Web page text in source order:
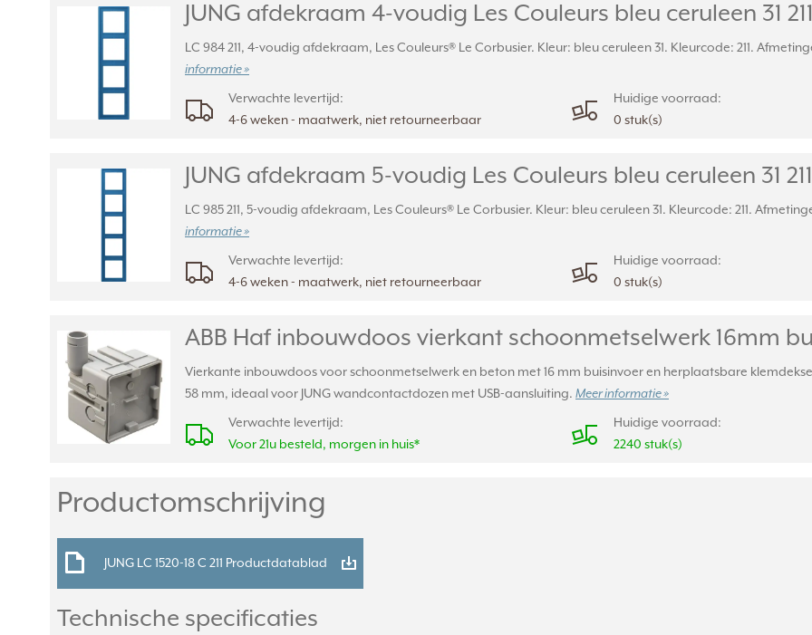
JUNG afdekraam 4-voudig Les Couleurs bleu ceruleen 31 211
LC 984 211, 4-voudig afdekraam, Les Couleurs® Le Corbusier. Kleur: bleu ceruleen 31. Kleurcode: 211.
informatie »
Verwachte levertijd:
4-6 weken - maatwerk, niet retourneerbaar
Huidige voorraad:
0 stuk(s)
JUNG afdekraam 5-voudig Les Couleurs bleu ceruleen 31 211
LC 985 211, 5-voudig afdekraam, Les Couleurs® Le Corbusier. Kleur: bleu ceruleen 31. Kleurcode: 211.
informatie »
Verwachte levertijd:
4-6 weken - maatwerk, niet retourneerbaar
Huidige voorraad:
0 stuk(s)
ABB Haf inbouwdoos vierkant schoonmetselwerk 16mm
Vierkante inbouwdoos voor schoonmetselwerk en beton met 16 mm buisinvoer en herplaatsbare
58 mm, ideaal voor JUNG wandcontactdozen met USB-aansluiting. Meer informatie »
Verwachte levertijd:
Voor 21u besteld, morgen in huis*
Huidige voorraad:
2240 stuk(s)
Productomschrijving
JUNG LC 1520-18 C 211 Productdatablad
Technische specificaties